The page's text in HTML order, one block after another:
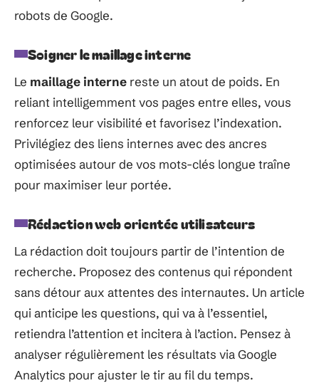
robots de Google.
Soigner le maillage interne
Le maillage interne reste un atout de poids. En
reliant intelligemment vos pages entre elles, vous
renforcez leur visibilité et favorisez l’indexation.
Privilégiez des liens internes avec des ancres
optimisées autour de vos mots-clés longue traîne
pour maximiser leur portée.
Rédaction web orientée utilisateurs
La rédaction doit toujours partir de l’intention de
recherche. Proposez des contenus qui répondent
sans détour aux attentes des internautes. Un article
qui anticipe les questions, qui va à l’essentiel,
retiendra l’attention et incitera à l’action. Pensez à
analyser régulièrement les résultats via Google
Analytics pour ajuster le tir au fil du temps.